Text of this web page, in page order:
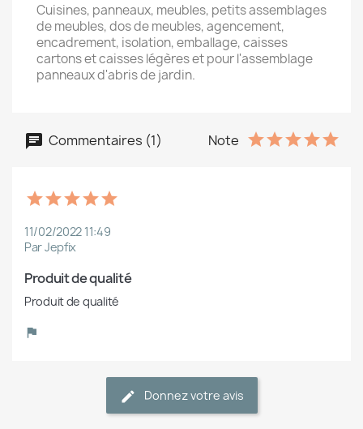
Cuisines, panneaux, meubles, petits assemblages
de meubles, dos de meubles, agencement,
encadrement, isolation, emballage, caisses
cartons et caisses légères et pour l'assemblage
panneaux d'abris de jardin.
Commentaires (1) Note
11/02/2022 11:49
Par Jepfix
Produit de qualité
Produit de qualité
Donnez votre avis